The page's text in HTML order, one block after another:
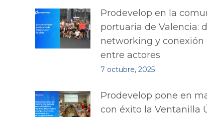
Prodevelop en la
portuaria de Valencia:
networking y conexión
entre actores
7 octubre, 2025
Prodevelop pone en
con éxito la Ventanilla